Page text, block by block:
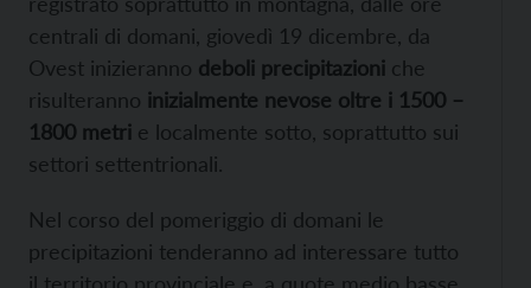
centrali di domani, giovedì 19 dicembre, da
Ovest inizieranno deboli precipitazioni che
risulteranno inizialmente nevose oltre i 1500 –
1800 metri e localmente sotto, soprattutto sui
settori settentrionali.
Nel corso del pomeriggio di domani le
precipitazioni tenderanno ad interessare tutto